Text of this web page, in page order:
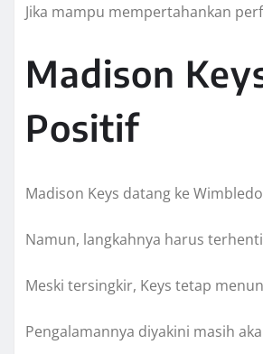
Jika mampu mempertahankan
Madison
Positif
Madison Keys datang ke
Namun, langkahnya harus
Meski tersingkir, Keys tetap
Pengalamannya diyakini masih